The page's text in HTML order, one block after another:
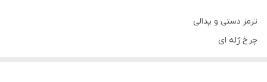
ترمز دستی و پدالی
چرخ ژله ای